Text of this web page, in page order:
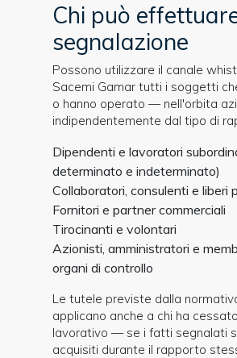
Chi può
segnalazione
Possono utilizzare il canale
Sacemi Gamar tutti i soggetti
o hanno operato — nell'orbita
indipendentemente dal tipo di
Dipendenti e lavoratori
determinato e indeterminato)
Collaboratori, consulenti e liberi
Fornitori e partner commerciali
Tirocinanti e volontari
Azionisti, amministratori e
organi di controllo
Le tutele previste dalla
applicano anche a chi ha
lavorativo — se i fatti segnalati
acquisiti durante il rapporto